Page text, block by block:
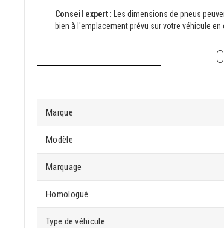
Conseil expert : Les dimensions de pneus
bien à l'emplacement prévu sur votre véhicule
Marque
Modèle
Marquage
Homologué
Type de véhicule